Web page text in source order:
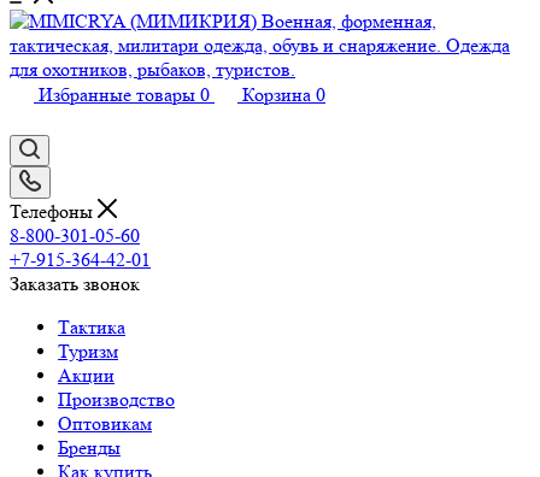
Избранные товары 0 Корзина 0
Телефоны
8-800-301-05-60
+7-915-364-42-01
Заказать звонок
Тактика
Туризм
Акции
Производство
Оптовикам
Бренды
Как купить